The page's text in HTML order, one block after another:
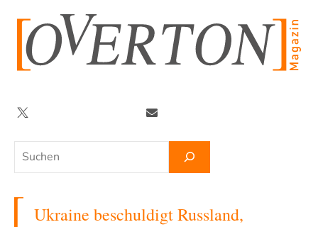
springen
Suchen
Twitter TelegramNewsletter
Ukraine beschuldigt Russland,